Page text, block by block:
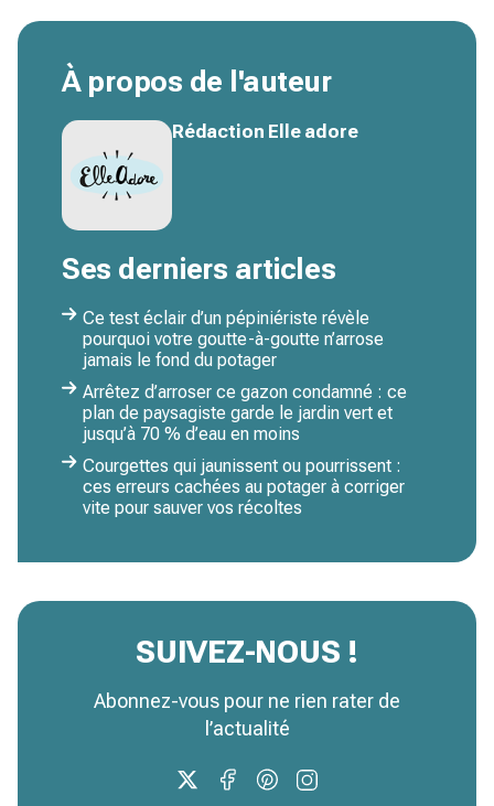
À propos de l'auteur
Rédaction Elle adore
Ses derniers articles
Ce test éclair d’un pépiniériste révèle
pourquoi votre goutte-à-goutte n’arrose
jamais le fond du potager
Arrêtez d’arroser ce gazon condamné : ce
plan de paysagiste garde le jardin vert et
jusqu’à 70 % d’eau en moins
Courgettes qui jaunissent ou pourrissent :
ces erreurs cachées au potager à corriger
vite pour sauver vos récoltes
SUIVEZ-NOUS !
Abonnez-vous pour ne rien rater de
l’actualité